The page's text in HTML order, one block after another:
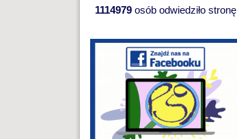
1114979 osób odwiedziło stronę